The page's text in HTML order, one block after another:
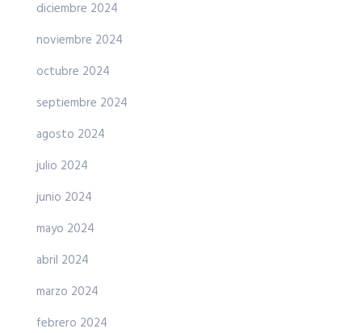
diciembre 2024
noviembre 2024
octubre 2024
septiembre 2024
agosto 2024
julio 2024
junio 2024
mayo 2024
abril 2024
marzo 2024
febrero 2024